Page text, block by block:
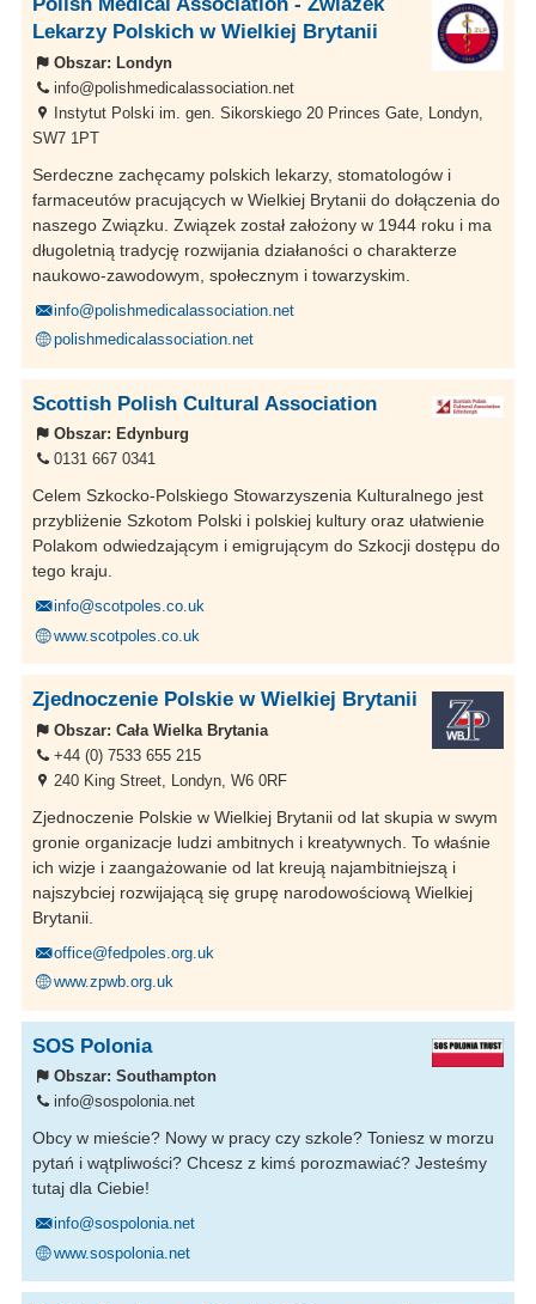
Lekarzy Polskich w Wielkiej Brytanii
Obszar: Londyn
info@polishmedicalassociation.net
Instytut Polski im. gen. Sikorskiego 20 Princes Gate, Londyn,
SW7 1PT
Serdeczne zachęcamy polskich lekarzy, stomatologów i
farmaceutów pracujących w Wielkiej Brytanii do dołączenia do
naszego Związku. Związek został założony w 1944 roku i ma
długoletnią tradycję rozwijania działaności o charakterze
naukowo-zawodowym, społecznym i towarzyskim.
info@polishmedicalassociation.net
polishmedicalassociation.net
Scottish Polish Cultural Association
Obszar: Edynburg
0131 667 0341
Celem Szkocko-Polskiego Stowarzyszenia Kulturalnego jest
przybliżenie Szkotom Polski i polskiej kultury oraz ułatwienie
Polakom odwiedzającym i emigrującym do Szkocji dostępu do
tego kraju.
info@scotpoles.co.uk
www.scotpoles.co.uk
Zjednoczenie Polskie w Wielkiej Brytanii
Obszar: Cała Wielka Brytania
+44 (0) 7533 655 215‬
240 King Street, Londyn, W6 0RF
Zjednoczenie Polskie w Wielkiej Brytanii od lat skupia w swym
gronie organizacje ludzi ambitnych i kreatywnych. To właśnie
ich wizje i zaangażowanie od lat kreują najambitniejszą i
najszybciej rozwijającą się grupę narodowościową Wielkiej
Brytanii.
office@fedpoles.org.uk
www.zpwb.org.uk
SOS Polonia
Obszar: Southampton
info@sospolonia.net
Obcy w mieście? Nowy w pracy czy szkole? Toniesz w morzu
pytań i wątpliwości? Chcesz z kimś porozmawiać? Jesteśmy
tutaj dla Ciebie!
info@sospolonia.net
www.sospolonia.net